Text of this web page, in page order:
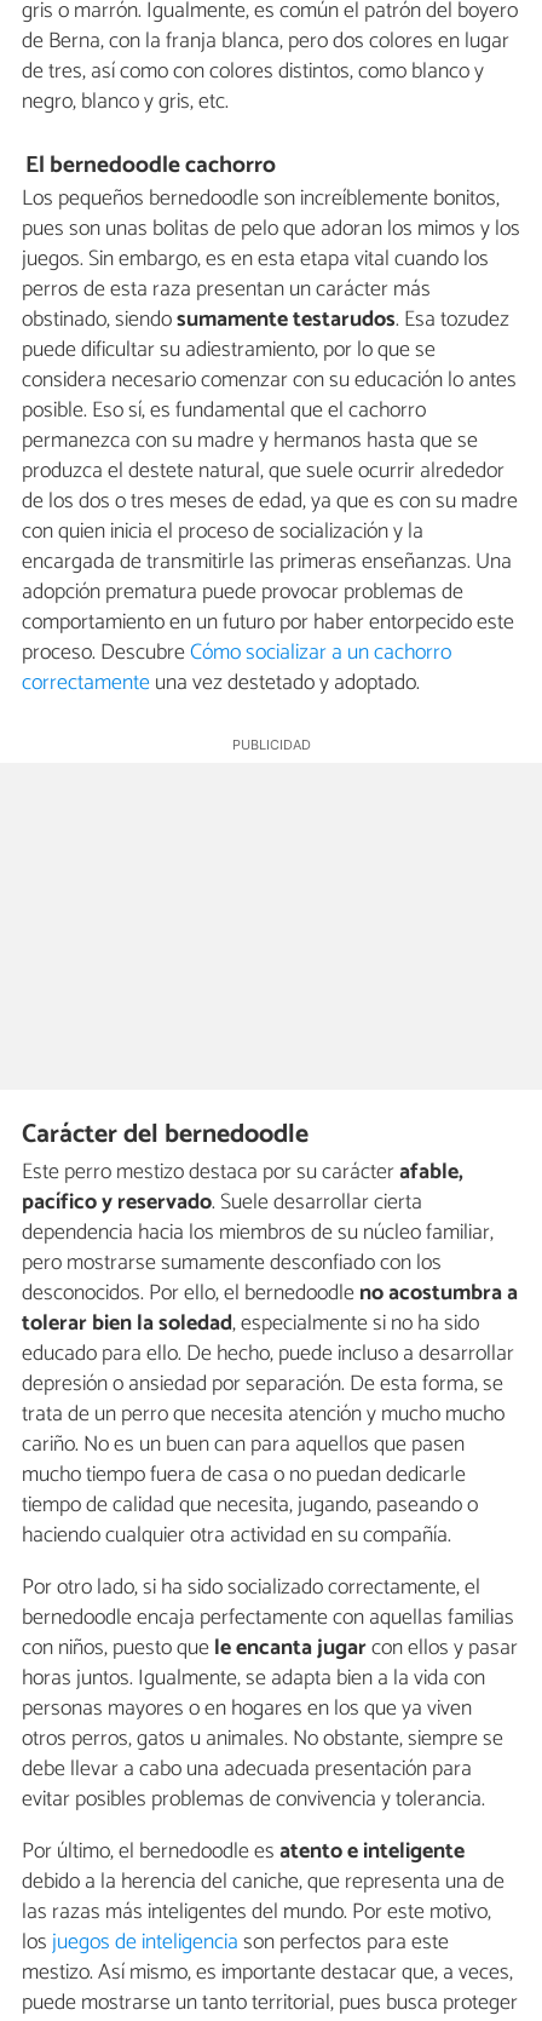
gris o marrón. Igualmente, es común el patrón del boyero
de Berna, con la franja blanca, pero dos colores en lugar
de tres, así como con colores distintos, como blanco y
negro, blanco y gris, etc.
El bernedoodle cachorro
Los pequeños bernedoodle son increíblemente bonitos,
pues son unas bolitas de pelo que adoran los mimos y los
juegos. Sin embargo, es en esta etapa vital cuando los
perros de esta raza presentan un carácter más
obstinado, siendosumamente testarudos. Esa tozudez
puede dificultar su adiestramiento, por lo que se
considera necesario comenzar con su educación lo antes
posible. Eso sí, es fundamental que el cachorro
permanezca con su madre y hermanos hasta que se
produzca el destete natural, que suele ocurrir alrededor
de los dos o tres meses de edad, ya que es con su madre
con quien inicia el proceso de socialización y la
encargada de transmitirle las primeras enseñanzas. Una
adopción prematura puede provocar problemas de
comportamiento en un futuro por haber entorpecido este
proceso. DescubreCómo socializar a un cachorro
correctamenteuna vez destetado y adoptado.
Carácter del bernedoodle
Este perro mestizo destaca por su carácterafable,
pacífico y reservado. Suele desarrollar cierta
dependencia hacia los miembros de su núcleo familiar,
pero mostrarse sumamente desconfiado con los
desconocidos. Por ello, el bernedoodleno acostumbra a
tolerar bien la soledad, especialmente si no ha sido
educado para ello. De hecho, puede incluso a desarrollar
depresión o ansiedad por separación. De esta forma, se
trata de un perro que necesita atención y mucho mucho
cariño. No es un buen can para aquellos que pasen
mucho tiempo fuera de casa o no puedan dedicarle
tiempo de calidad que necesita, jugando, paseando o
haciendo cualquier otra actividad en su compañía.
Por otro lado, si ha sido socializado correctamente, el
bernedoodle encaja perfectamente con aquellas familias
con niños, puesto quele encanta jugarcon ellos y pasar
horas juntos. Igualmente, se adapta bien a la vida con
personas mayores o en hogares en los que ya viven
otros perros, gatos u animales. No obstante, siempre se
debe llevar a cabo una adecuada presentación para
evitar posibles problemas de convivencia y tolerancia.
Por último, el bernedoodle esatento e inteligente
debido a la herencia del caniche, que representa una de
las razas más inteligentes del mundo. Por este motivo,
losjuegos de inteligenciason perfectos para este
mestizo. Así mismo, es importante destacar que, a veces,
puede mostrarse un tanto territorial, pues busca proteger